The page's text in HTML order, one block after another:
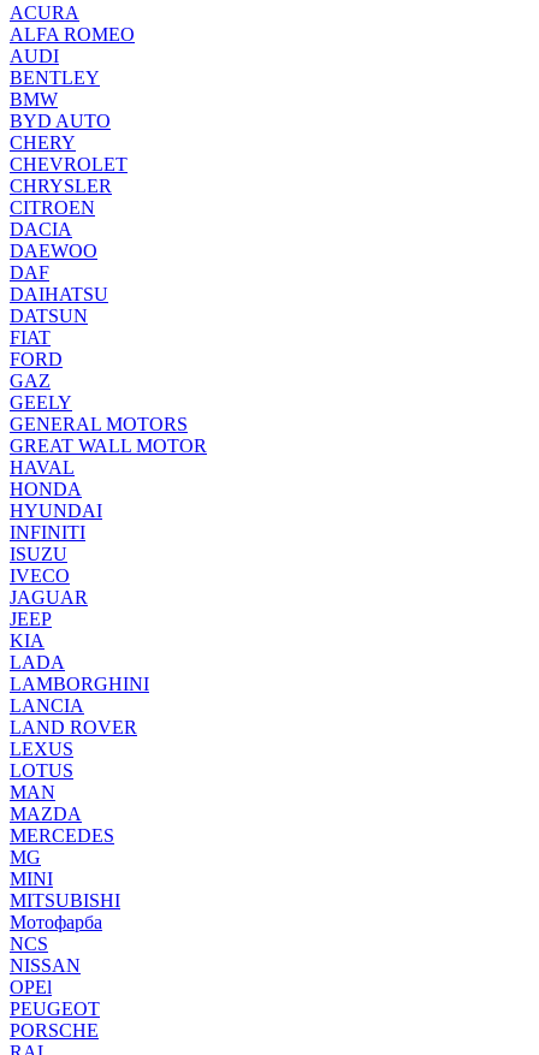
ACURA
ALFA ROMEO
AUDI
BENTLEY
BMW
BYD AUTO
CHERY
CHEVROLET
CHRYSLER
CITROEN
DACIA
DAEWOO
DAF
DAIHATSU
DATSUN
FIAT
FORD
GAZ
GEELY
GENERAL MOTORS
GREAT WALL MOTOR
HAVAL
HONDA
HYUNDAI
INFINITI
ISUZU
IVECO
JAGUAR
JEEP
KIA
LADA
LAMBORGHINI
LANCIA
LAND ROVER
LEXUS
LOTUS
MAN
MAZDA
MERCEDES
MG
MINI
MITSUBISHI
Мотофарба
NCS
NISSAN
OPEl
PEUGEOT
PORSCHE